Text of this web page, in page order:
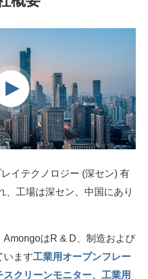
イテクノロジー (深セン) 有
、工場は深セン、中国にあり
AmongoはR & D、制造および
います工業用オープンフレー
クリーンモニター、工業用